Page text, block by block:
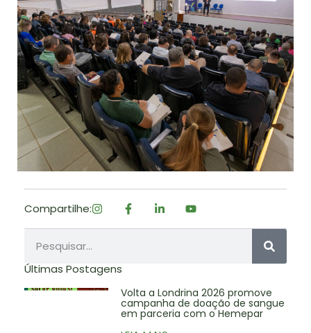
Compartilhe:
Últimas Postagens
Volta a Londrina 2026 promove
campanha de doação de sangue
em parceria com o Hemepar